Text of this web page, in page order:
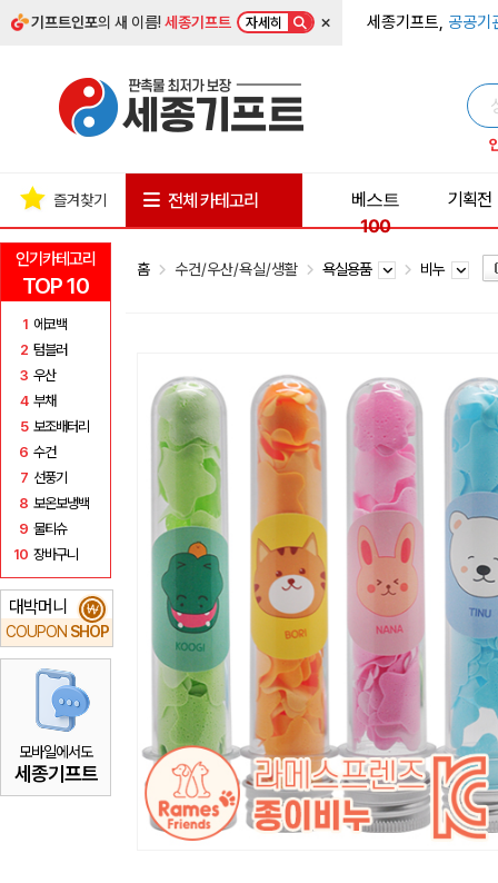
기프트인포의 새 이름!세종기프트 자세히 × 세종기프트, 공공기
인기카테고리
TOP 10
1 에코백
2 텀블러
3 우산
4 부채
5 보조배터리
6 수건
7 선풍기
8 보온보냉백
9 물티슈
10 장바구니
대박머니
COUPON SHOP
₩
모바일에서도
세종기프트
즐겨찾기 전체 카테고리
베스트
100
기획전
홈 수건/우산/욕실/생활 욕실용품 비누